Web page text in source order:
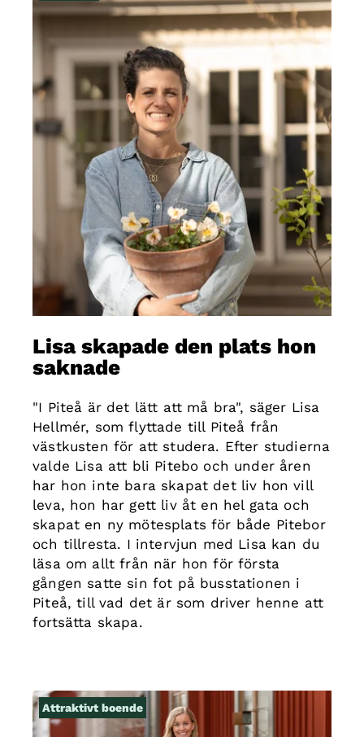
Lisa skapade den plats hon
saknade
"I Piteå är det lätt att må bra", säger Lisa
Hellmér, som flyttade till Piteå från
västkusten för att studera. Efter studierna
valde Lisa att bli Pitebo och under åren
har hon inte bara skapat det liv hon vill
leva, hon har gett liv åt en hel gata och
skapat en ny mötesplats för både Pitebor
och tillresta. I intervjun med Lisa kan du
läsa om allt från när hon för första
gången satte sin fot på busstationen i
Piteå, till vad det är som driver henne att
fortsätta skapa.
Attraktivt boende